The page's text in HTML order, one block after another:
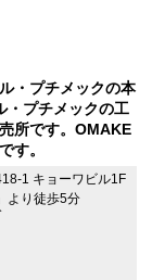
・プチメックの本
・プチメックの工
所です。OMAKE
す。
1 キョーワビル1F
より徒歩5分